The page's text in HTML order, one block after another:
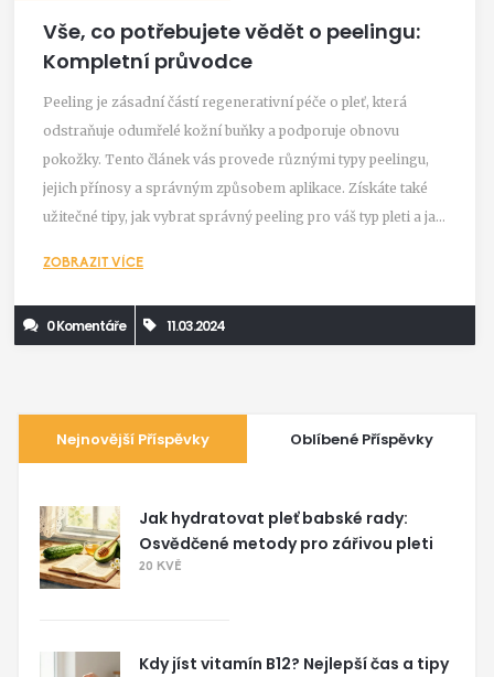
Vše, co potřebujete vědět o peelingu:
Kompletní průvodce
Peeling je zásadní částí regenerativní péče o pleť, která
odstraňuje odumřelé kožní buňky a podporuje obnovu
pokožky. Tento článek vás provede různými typy peelingu,
jejich přínosy a správným způsobem aplikace. Získáte také
užitečné tipy, jak vybrat správný peeling pro váš typ pleti a jak
ZOBRAZIT VÍCE
0 Komentáře 11.03.2024
Nejnovější Příspěvky Oblíbené Příspěvky
Jak hydratovat pleť babské rady:
Osvědčené metody pro zářivou pleti
20 KVĚ
Kdy jíst vitamín B12? Nejlepší čas a tipy